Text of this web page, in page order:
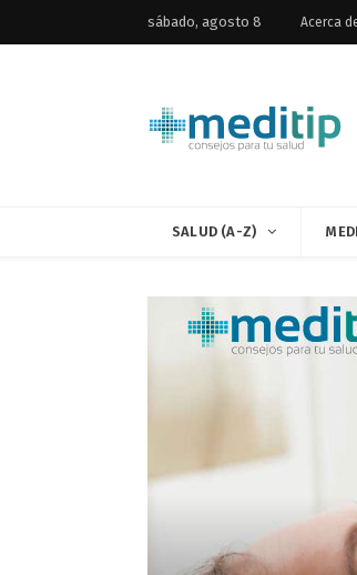
sábado, agosto 8 Acerca
SALUD (A-Z)